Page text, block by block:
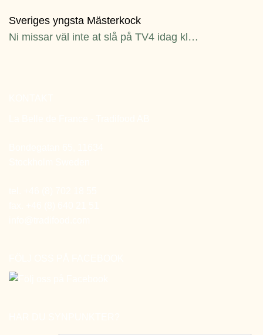
Sveriges yngsta Mästerkock
Ni missar väl inte at slå på TV4 idag kl…